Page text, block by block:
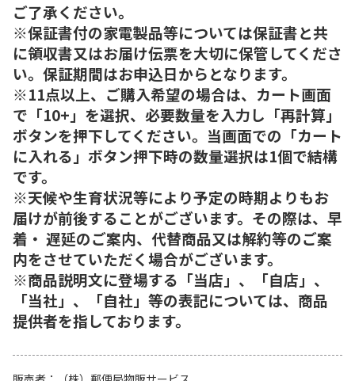
ご了承ください。
※保証書付の家電製品等については保証書と共
に領収書又はお届け伝票を大切に保管してくださ
い。保証期間はお申込日からとなります。
※11点以上、ご購入希望の場合は、カート画面
で「10+」を選択、必要数量を入力し「再計算」
ボタンを押下してください。当画面での「カート
に入れる」ボタン押下時の数量選択は1個で結構
です。
※天候や生育状況等により予定の時期よりもお
届けが前後することがございます。その際は、早
着・ 遅延のご案内、代替商品又は解約等のご案
内をさせていただく場合がございます。
※商品説明文に登場する「当店」、「自店」、
「当社」、「自社」等の表記については、商品
提供者を指しております。